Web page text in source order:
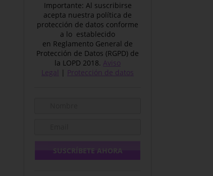
Importante: Al suscribirse
acepta nuestra política de
protección de datos conforme
a lo establecido
en Reglamento General de
Protección de Datos (RGPD) de
la LOPD 2018. Aviso
Legal | Protección de datos